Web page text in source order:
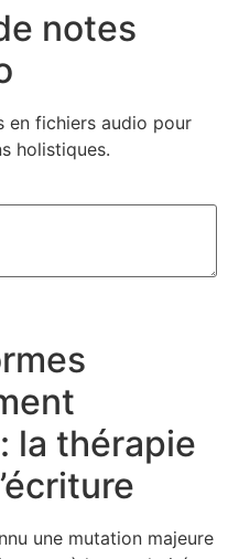
notes
en fichiers audio pour
holistiques.
la thérapie
une mutation majeure